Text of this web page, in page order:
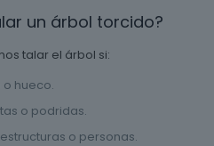
un árbol torcido?
talar el árbol si:
hueco.
o podridas.
o personas.